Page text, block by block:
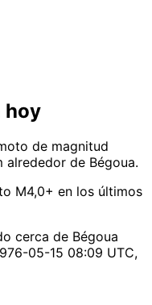
hoy
de magnitud
alrededor de Bégoua.
M4,0+ en los últimos
cerca de Bégoua
05-15 08:09 UTC,